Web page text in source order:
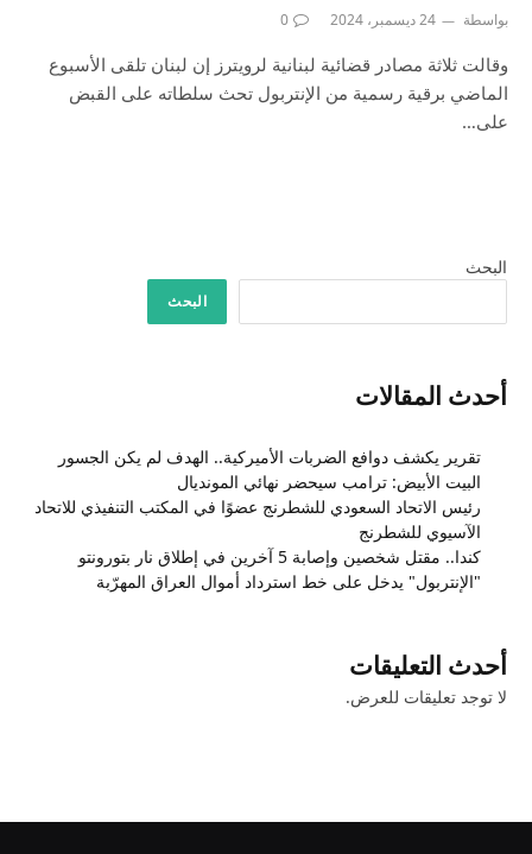
بواسطة 24 ديسمبر، 2024 0
وقالت ثلاثة مصادر قضائية لبنانية لرويترز إن لبنان تلقى الأسبوع
الماضي برقية رسمية من الإنتربول تحث سلطاته على القبض
على…
البحث
البحث
أحدث المقالات
تقرير يكشف دوافع الضربات الأميركية.. الهدف لم يكن الجسور
البيت الأبيض: ترامب سيحضر نهائي المونديال
رئيس الاتحاد السعودي للشطرنج عضوًا في المكتب التنفيذي للاتحاد
الآسيوي للشطرنج
كندا.. مقتل شخصين وإصابة 5 آخرين في إطلاق نار بتورونتو
"الإنتربول" يدخل على خط استرداد أموال العراق المهرّبة
أحدث التعليقات
لا توجد تعليقات للعرض.